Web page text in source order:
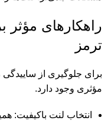
راهکارهای
ترمز
برای جلوگیری از
مؤثری وجود دارد.
انتخاب لنت باکیفیت: